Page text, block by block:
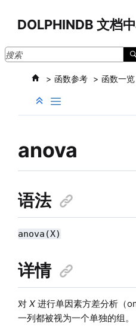
DOLPHINDB 文档
函数参考 函数一览
anova
语法
anova(X)
详情
对 X进行单因素方差分析（
一列都被视为一个单独的组。